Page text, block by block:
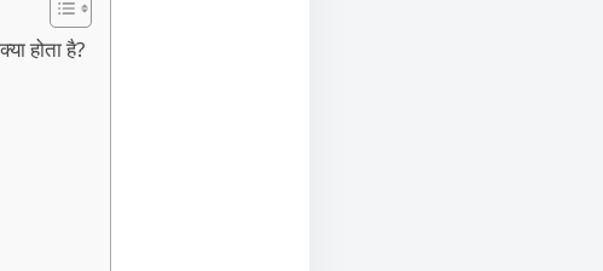
होता है?